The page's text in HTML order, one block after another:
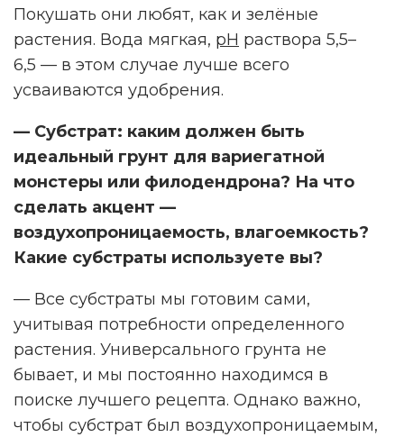
Покушать они любят, как и зелёные
растения. Вода мягкая, рН раствора 5,5–
6,5 — в этом случае лучше всего
усваиваются удобрения.
— Субстрат: каким должен быть
идеальный грунт для вариегатной
монстеры или филодендрона? На что
сделать акцент —
воздухопроницаемость, влагоемкость?
Какие субстраты используете вы?
— Все субстраты мы готовим сами,
учитывая потребности определенного
растения. Универсального грунта не
бывает, и мы постоянно находимся в
поиске лучшего рецепта. Однако важно,
чтобы субстрат был воздухопроницаемым,